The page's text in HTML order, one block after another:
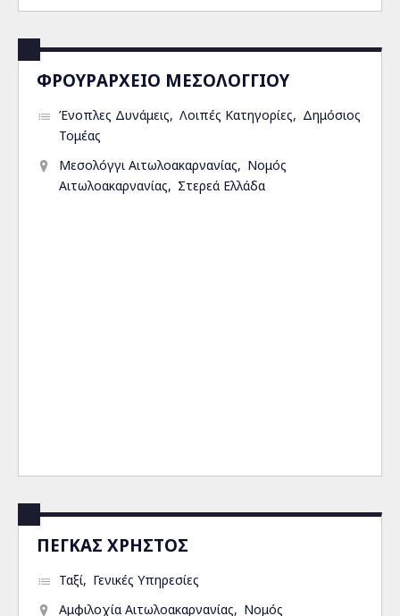
ΦΡΟΥΡΑΡΧΕΙΟ ΜΕΣΟΛΟΓΓΙΟΥ
Ένοπλες Δυνάμεις Λοιπές Κατηγορίες
Δημόσιος
Τομέας
Μεσολόγγι Αιτωλοακαρνανίας
Νομός
Αιτωλοακαρνανίας
Στερεά Ελλάδα
ΠΕΓΚΑΣ ΧΡΗΣΤΟΣ
Ταξί
Γενικές Υπηρεσίες
Αμφιλοχία Αιτωλοακαρνανίας
Νομός